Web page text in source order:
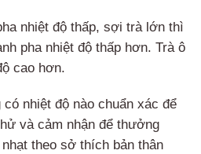
nhiệt độ thấp, sợi trà lớn thì
pha nhiệt độ thấp hơn. Trà ô
cao hơn.
nhiệt độ nào chuẩn xác để
và cảm nhận để thưởng
theo sở thích bản thân